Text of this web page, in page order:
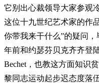
它别出心裁领导大家参观
这位十九世纪艺术家的作
你带我来干什么”的疑问
年前和约瑟芬贝克齐齐登
Bechet，也教这方面知识
黎同志运动起步迟态度落